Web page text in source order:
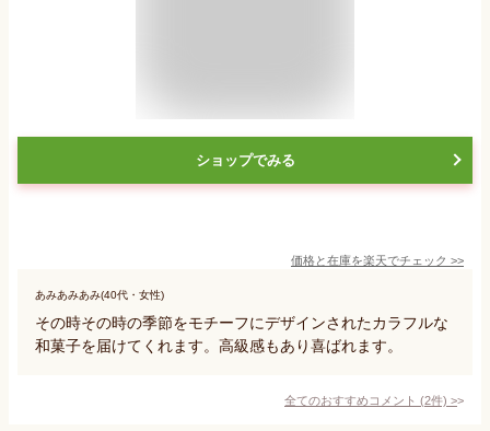
ショップでみる
価格と在庫を楽天でチェック >>
あみあみあみ(40代・女性)
その時その時の季節をモチーフにデザインされたカラフルな
和菓子を届けてくれます。高級感もあり喜ばれます。
全てのおすすめコメント (2件) >